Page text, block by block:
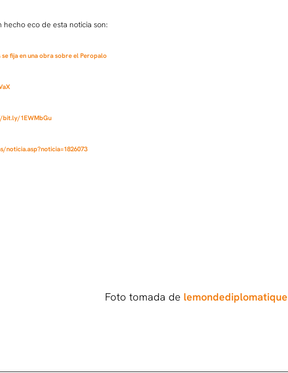
eco de esta noticia son:
se fija en una obra sobre el Peropalo
1EWMbGu
noticia.asp?noticia=1826073
Foto tomada de lemondediplomatique